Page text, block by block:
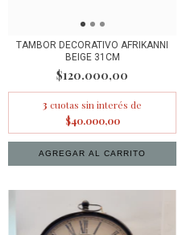
TAMBOR DECORATIVO AFRIKANNI
BEIGE 31CM
$120.000,00
3 cuotas sin interés de
$40.000,00